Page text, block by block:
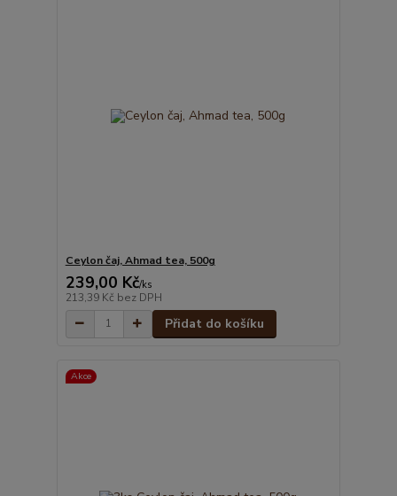
Ceylon čaj, Ahmad tea, 500g
239,00 Kč/ks
213,39 Kč bez DPH
Přidat do košíku
Akce